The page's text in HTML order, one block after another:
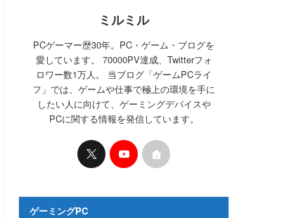
ミルミル
PCゲーマー歴30年。PC・ゲーム・ブログを
愛しています。 70000PV達成、Twitterフォ
ロワー数1万人。 当ブログ「ゲームPCライ
フ」では、ゲームや仕事で極上の環境を手に
したい人に向けて、ゲーミングデバイスや
PCに関する情報を発信しています。
ゲーミングPC